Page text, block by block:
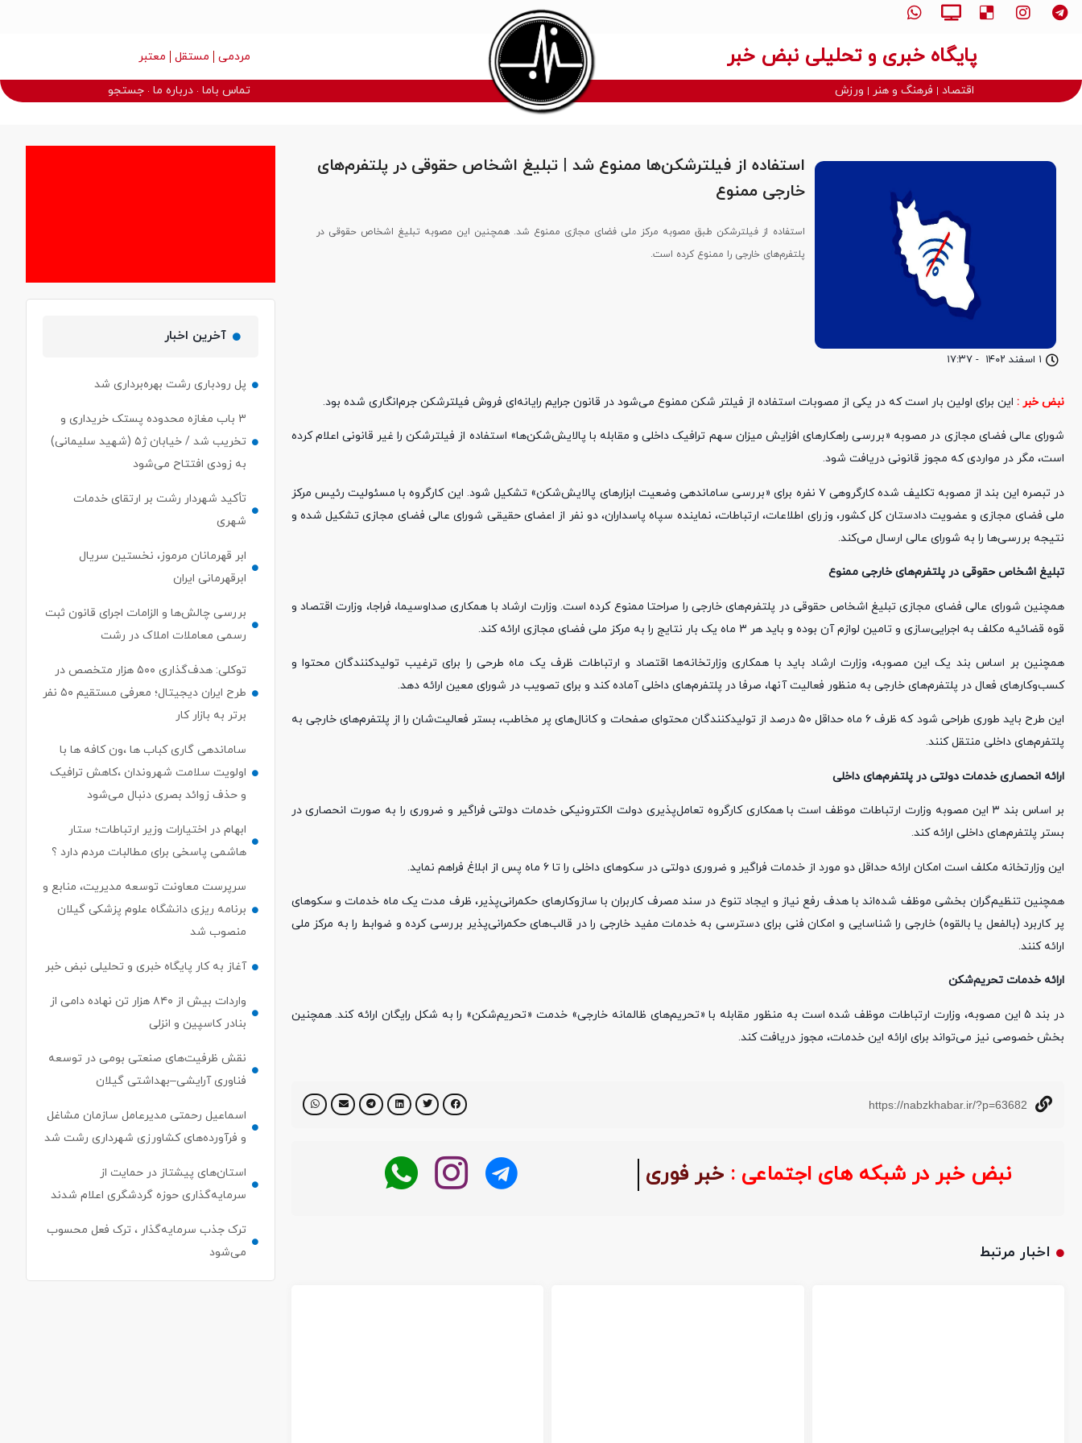
پایگاه خبری و تحلیلی نبض خبر مردمی مستقل معتبر
اقتصاد فرهنگ و هنر ورزش تماس باما درباره ما جستجو
۱ اسفند ۱۴۰۲ - ۱۷:۳۷
استفاده از فیلترشکن‌ها ممنوع شد | تبلیغ اشخاص حقوقی در پلتفرم‌های
خارجی ممنوع
استفاده از فیلترشکن طبق مصوبه مرکز ملی فضای مجازی ممنوع شد. همچنین این مصوبه تبلیغ اشخاص حقوقی در
پلتفرم‌های خارجی را ممنوع کرده است.
نبض خبر : این برای اولین بار است که در یکی از مصوبات استفاده از فیلتر شکن ممنوع می‌شود در قانون جرایم رایانه‌ای فروش فیلترشکن جرم‌انگاری شده بود.
شورای عالی فضای مجازی در مصوبه «بررسی راهکار‌های افزایش میزان سهم ترافیک داخلی و مقابله با پالایش‌شکن‌ها» استفاده از فیلترشکن را غیر قانونی اعلام کرده
است، مگر در مواردی که مجوز قانونی دریافت شود.
در تبصره این بند از مصوبه تکلیف شده کارگروهی ۷ نفره برای «بررسی ساماندهی وضعیت ابزار‌های پالایش‌شکن» تشکیل شود. این کارگروه با مسئولیت رئیس مرکز
ملی فضای مجازی و عضویت دادستان کل کشور، وزرای اطلاعات، ارتباطات، نماینده سپاه پاسداران، دو نفر از اعضای حقیقی شورای عالی فضای مجازی تشکیل شده و
نتیجه بررسی‌ها را به شورای عالی ارسال می‌کند.
تبلیغ اشخاص حقوقی در پلتفرم‌های خارجی ممنوع
همچنین شورای عالی فضای مجازی تبلیغ اشخاص حقوقی در پلتفرم‌های خارجی را صراحتا ممنوع کرده است. وزارت ارشاد با همکاری صداوسیما، فراجا، وزارت اقتصاد و
قوه قضائیه مکلف به اجرایی‌سازی و تامین لوازم آن بوده و باید هر ۳ ماه یک بار نتایج را به مرکز ملی فضای مجازی ارائه کند.
همچنین بر اساس بند یک این مصوبه، وزارت ارشاد باید با همکاری وزارتخانه‌ها اقتصاد و ارتباطات ظرف یک ماه طرحی را برای ترغیب تولیدکنندگان محتوا و
کسب‌وکار‌های فعال در پلتفرم‌های خارجی به منظور فعالیت آنها، صرفا در پلتفرم‌های داخلی آماده کند و برای تصویب در شورای معین ارائه دهد.
این طرح باید طوری طراحی شود که ظرف ۶ ماه حداقل ۵۰ درصد از تولیدکنندگان محتوای صفحات و کانال‌های پر مخاطب، بستر فعالیت‌شان را از پلتفرم‌های خارجی به
پلتفرم‌های داخلی منتقل کنند.
ارائه انحصاری خدمات دولتی در پلتفرم‌های داخلی
بر اساس بند ۳ این مصوبه وزارت ارتباطات موظف است با همکاری کارگروه تعامل‌پذیری دولت الکترونیکی خدمات دولتی فراگیر و ضروری را به صورت انحصاری در
بستر پلتفرم‌های داخلی ارائه کند.
این وزارتخانه مکلف است امکان ارائه حداقل دو مورد از خدمات فراگیر و ضروری دولتی در سکو‌های داخلی را تا ۶ ماه پس از ابلاغ فراهم نماید.
همچنین تنظیم‌گران بخشی موظف شده‌اند با هدف رفع نیاز و ایجاد تنوع در سند مصرف کاربران با سازوکار‌های حکمرانی‌پذیر، ظرف مدت یک ماه خدمات و سکو‌های
پر کاربرد (بالفعل یا بالقوه) خارجی را شناسایی و امکان فنی برای دسترسی به خدمات مفید خارجی را در قالب‌های حکمرانی‌پذیر بررسی کرده و ضوابط را به مرکز ملی
ارائه کنند.
ارائه خدمات تحریم‌شکن
در بند ۵ این مصوبه، وزارت ارتباطات موظف شده است به منظور مقابله با «تحریم‌های ظالمانه خارجی» خدمت «تحریم‌شکن» را به شکل رایگان ارائه کند. همچنین
بخش خصوصی نیز می‌تواند برای ارائه این خدمات، مجوز دریافت کند.
https://nabzkhabar.ir/?p=63682
نبض خبر در شبکه های اجتماعی : خبر فوری
اخبار مرتبط
آخرین اخبار
پل رودباری رشت بهره‌برداری شد
۳ باب مغازه محدوده پستک خریداری و
تخریب شد / خیابان ژ۵ (شهید سلیمانی)
به زودی افتتاح می‌شود
تأکید شهردار رشت بر ارتقای خدمات
شهری
ابر قهرمانان مرموز، نخستین سریال
ابرقهرمانی ایران
بررسی چالش‌ها و الزامات اجرای قانون ثبت
رسمی معاملات املاک در رشت
توکلی: هدف‌گذاری ۵۰۰ هزار متخصص در
طرح ایران دیجیتال؛ معرفی مستقیم ۵۰ نفر
برتر به بازار کار
ساماندهی گاری کباب ها ،ون کافه ها با
اولویت سلامت شهروندان ،کاهش ترافیک
و حذف زوائد بصری دنبال می‌شود
ابهام در اختیارات وزیر ارتباطات؛ ستار
هاشمی پاسخی برای مطالبات مردم دارد ؟
سرپرست معاونت توسعه مدیریت، منابع و
برنامه ریزی دانشگاه علوم پزشکی گیلان
منصوب شد
آغاز به کار پایگاه خبری و تحلیلی نبض خبر
واردات بیش از ۸۴۰ هزار تن نهاده دامی از
بنادر كاسپین و انزلی
نقش ظرفیت‌های صنعتی بومی در توسعه
فناوری آرایشی–بهداشتی گیلان
اسماعیل رحمتی مدیرعامل سازمان مشاغل
و فرآورده‌های کشاورزی شهرداری رشت شد
استان‌های پیشتاز در حمایت از
سرمایه‌گذاری حوزه گردشگری اعلام شدند
ترک جذب سرمایه‌گذار ، ترک فعل محسوب
می‌شود